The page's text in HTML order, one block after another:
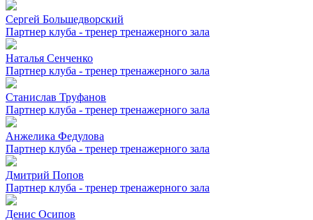
Сергей Большедворский
Партнер клуба - тренер тренажерного зала
Наталья Сенченко
Партнер клуба - тренер тренажерного зала
Станислав Труфанов
Партнер клуба - тренер тренажерного зала
Анжелика Федулова
Партнер клуба - тренер тренажерного зала
Дмитрий Попов
Партнер клуба - тренер тренажерного зала
Денис Осипов